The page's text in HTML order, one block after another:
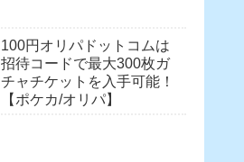
100円オリパドットコムは
招待コードで最大300枚ガ
チャチケットを入手可能！
【ポケカ/オリパ】